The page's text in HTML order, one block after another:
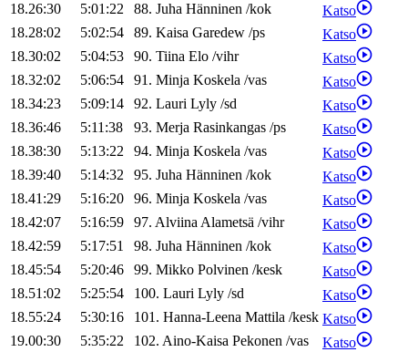
18.26:30
5:01:22 88. Juha Hänninen /kok
Katso
18.28:02
5:02:54 89. Kaisa Garedew /ps
Katso
18.30:02
5:04:53 90. Tiina Elo /vihr
Katso
18.32:02
5:06:54 91. Minja Koskela /vas
Katso
18.34:23
5:09:14 92. Lauri Lyly /sd
Katso
18.36:46
5:11:38 93. Merja Rasinkangas /ps
Katso
18.38:30
5:13:22 94. Minja Koskela /vas
Katso
18.39:40
5:14:32 95. Juha Hänninen /kok
Katso
18.41:29
5:16:20 96. Minja Koskela /vas
Katso
18.42:07
5:16:59 97. AlviinaAlametsä /vihr
Katso
18.42:59
5:17:51 98. Juha Hänninen /kok
Katso
18.45:54
5:20:46 99. Mikko Polvinen /kesk
Katso
18.51:02
5:25:54 100. Lauri Lyly /sd
Katso
18.55:24
5:30:16 101. Hanna-Leena Mattila /kesk Katso
19.00:30
5:35:22 102. Aino-Kaisa Pekonen /vas
Katso